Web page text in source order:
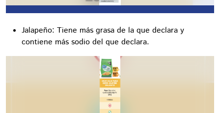
Jalapeño: Tiene más grasa de la que declara y
contiene más sodio del que declara.